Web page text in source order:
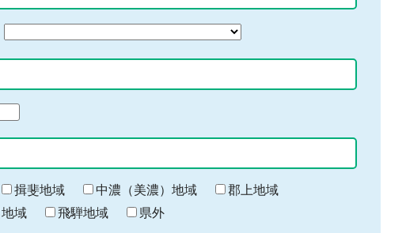
揖斐地域 中濃（美濃）地域
郡上地域
域 飛騨地域 県外